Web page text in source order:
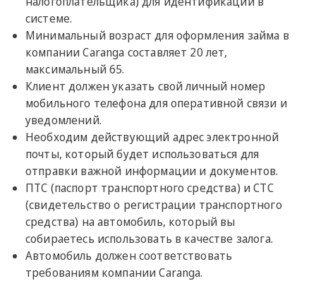
системе.
Минимальный возраст для оформления займа в
компании Caranga составляет 20 лет,
максимальный 65.
Клиент должен указать свой личный номер
мобильного телефона для оперативной связи и
уведомлений.
Необходим действующий адрес электронной
почты, который будет использоваться для
отправки важной информации и документов.
ПТС (паспорт транспортного средства) и СТС
(свидетельство о регистрации транспортного
средства) на автомобиль, который вы
собираетесь использовать в качестве залога.
Автомобиль должен соответствовать
требованиям компании Caranga.